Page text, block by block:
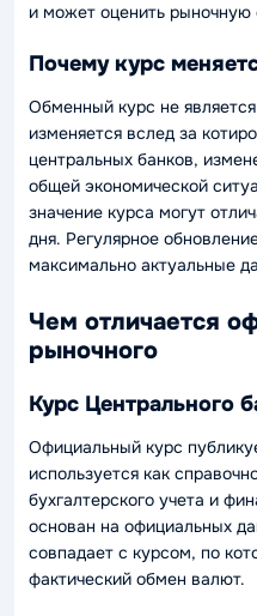
и может оценить
Почему курс
Обменный курс не
изменяется вслед за
центральных банков,
общей экономической
значение курса могут
дня. Регулярное
максимально актуальные
Чем отличается
рыночного
Курс Центрального
Официальный курс
используется как
бухгалтерского учета и
основан на официальных
совпадает с курсом, по
фактический обмен валют.